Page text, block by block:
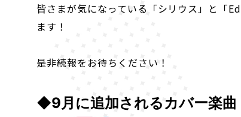
皆さまが気になっている「シリウス」と「
ます！
是非続報をお待ちください！
◆9月に追加されるカバー楽曲